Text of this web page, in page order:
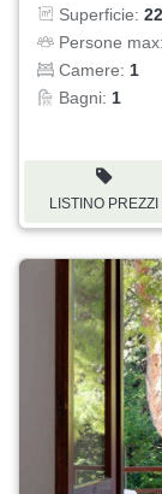
Superficie:
Persone max:
Camere: 1
Bagni: 1
LISTINO PREZZI